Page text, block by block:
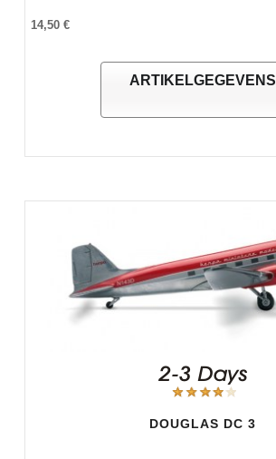
14,50 €
ARTIKELGEGEVENS
DOUGLAS DC 3